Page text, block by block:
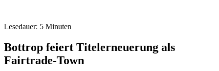
Lesedauer: 5 Minuten
Bottrop feiert Titelerneuerung als
Fairtrade-Town